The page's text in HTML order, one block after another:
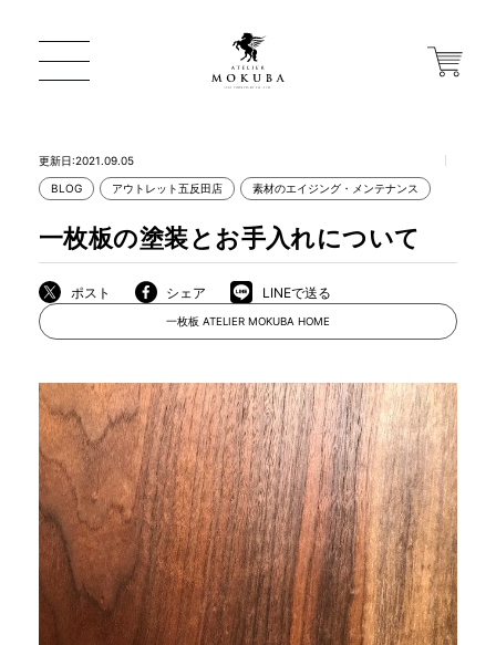
店舗から探す
MOKUBA について
商品情報
直営店
更新日:2021.09.05
BLOG アウトレット五反田店 素材のエイジング・メンテナンス
一枚板の塗装とお手入れについて
ポスト シェア LINEで送る
一枚板 ATELIER MOKUBA HOME